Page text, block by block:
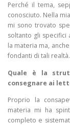
Perché il tema,
conosciuto. Nella
mi sono trovato
soltanto gli specifici
la materia ma,
fondanti di tali realtà.
Quale è la
consegnare ai
Proprio la
materia mi ha
completo e